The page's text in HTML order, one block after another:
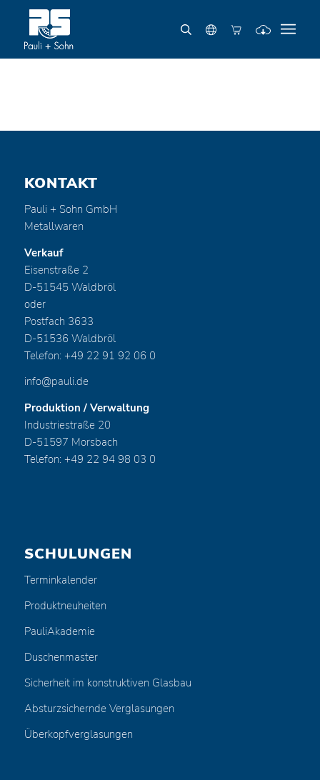
KONTAKT
Pauli + Sohn GmbH
Metallwaren
Verkauf
Eisenstraße 2
D-51545 Waldbröl
oder
Postfach 3633
D-51536 Waldbröl
Telefon: +49 22 91 92 06 0
info@pauli.de
Produktion / Verwaltung
Industriestraße 20
D-51597 Morsbach
Telefon: +49 22 94 98 03 0
SCHULUNGEN
Terminkalender
Produktneuheiten
PauliAkademie
Duschenmaster
Sicherheit im konstruktiven Glasbau
Absturzsichernde Verglasungen
Überkopfverglasungen